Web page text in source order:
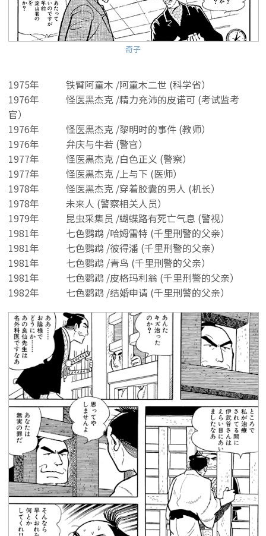
奇子
1975年
铁臂阿童木 /阿童木二世 (科学省）
1976年
怪医黑杰克 /精力充沛的皮诺可 (考试监考
官）
1976年
怪医黑杰克 /黎明时的事件 (教师）
1976年
弁庆与牛若 (警官）
1977年
怪医黑杰克 /白色正义 (警察）
1977年
怪医黑杰克 /上与下 (医师）
1978年
怪医黑杰克 /穿着胶囊的男人 (机长）
1978年
未来人 (警察相关人员）
1979年
昆虫采集员 /蝴蝶路有死亡气息 (警视）
1981年
七色鹦鹉 /哈姆雷特 (千里刑警的父亲）
1981年
七色鹦鹉 /彼得潘 (千里刑警的父亲）
1981年
七色鹦鹉 /青鸟 (千里刑警的父亲）
1981年
七色鹦鹉 /皮格玛利翁 (千里刑警的父亲）
1982年
七色鹦鹉 /结婚申请 (千里刑警的父亲）